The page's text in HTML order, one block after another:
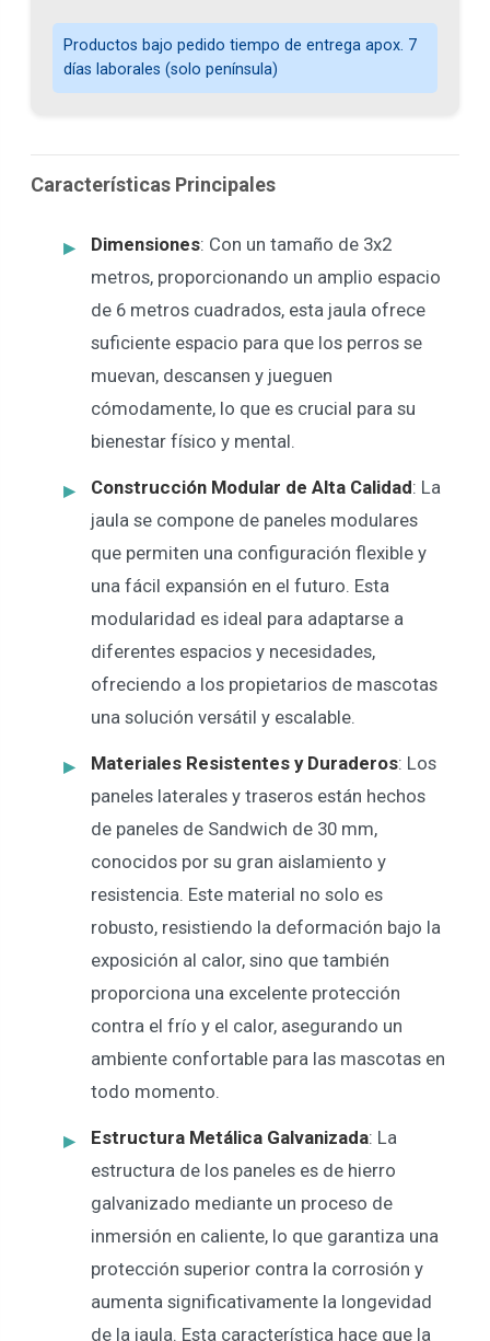
Productos bajo pedido tiempo de entrega apox. 7
días laborales (solo península)
Características Principales
Dimensiones: Con un tamaño de 3x2
metros, proporcionando un amplio espacio
de 6 metros cuadrados, esta jaula ofrece
suficiente espacio para que los perros se
muevan, descansen y jueguen
cómodamente, lo que es crucial para su
bienestar físico y mental.
Construcción Modular de Alta Calidad: La
jaula se compone de paneles modulares
que permiten una configuración flexible y
una fácil expansión en el futuro. Esta
modularidad es ideal para adaptarse a
diferentes espacios y necesidades,
ofreciendo a los propietarios de mascotas
una solución versátil y escalable.
Materiales Resistentes y Duraderos: Los
paneles laterales y traseros están hechos
de paneles de Sandwich de 30 mm,
conocidos por su gran aislamiento y
resistencia. Este material no solo es
robusto, resistiendo la deformación bajo la
exposición al calor, sino que también
proporciona una excelente protección
contra el frío y el calor, asegurando un
ambiente confortable para las mascotas en
todo momento.
Estructura Metálica Galvanizada: La
estructura de los paneles es de hierro
galvanizado mediante un proceso de
inmersión en caliente, lo que garantiza una
protección superior contra la corrosión y
aumenta significativamente la longevidad
de la jaula. Esta característica hace que la